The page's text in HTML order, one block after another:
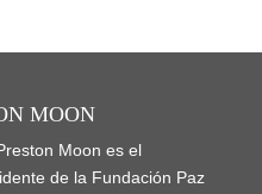
MOON
Moon es el
de la Fundación Paz